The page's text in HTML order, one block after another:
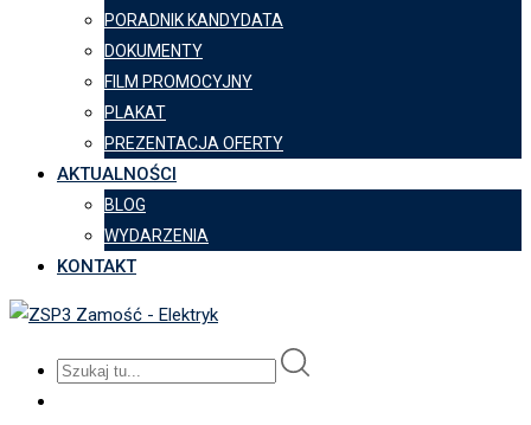
PORADNIK KANDYDATA
DOKUMENTY
FILM PROMOCYJNY
PLAKAT
PREZENTACJA OFERTY
AKTUALNOŚCI
BLOG
WYDARZENIA
KONTAKT